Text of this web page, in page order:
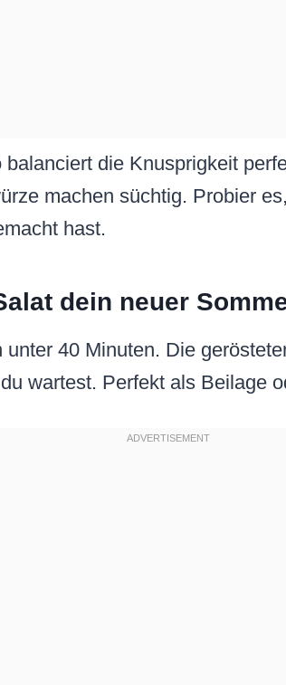
die Knusprigkeit
machen süchtig. Probier
hast.
dein neuer
40 Minuten. Die
wartest. Perfekt als Beilage